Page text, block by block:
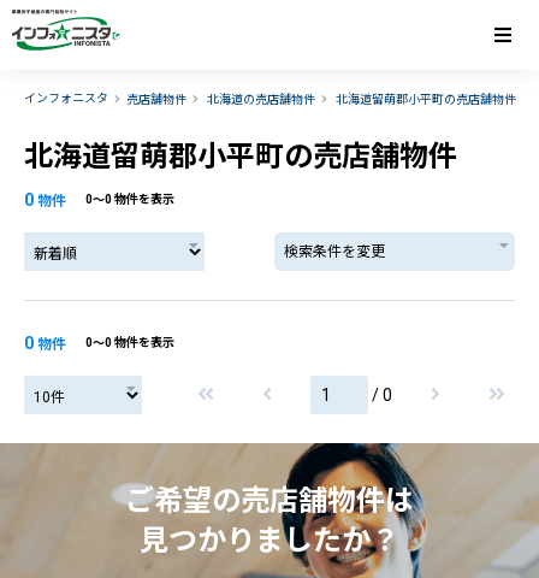
インフォニスタ 売店舗物件 北海道の売店舗物件 北海道留萌郡小平町の売店舗物件
北海道留萌郡小平町の売店舗物件
0 物件 0〜0 物件を表示
検索条件を変更
0 物件 0〜0 物件を表示
/ 0
ご希望の売店舗物件は
見つかりましたか？